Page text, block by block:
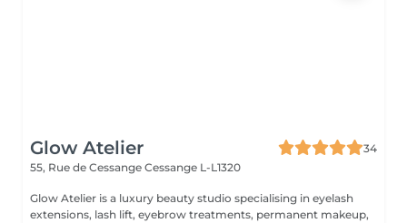
Glow Atelier
34
55, Rue de Cessange Cessange L-L1320
Glow Atelier is a luxury beauty studio specialising in eyelash
extensions, lash lift, eyebrow treatments, permanent makeup,